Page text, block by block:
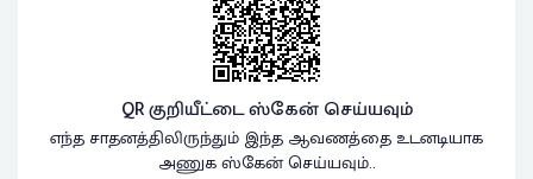
QR குறியீட்டை ஸ்கேன் செய்யவும்
எந்த சாதனத்திலிருந்தும் இந்த ஆவணத்தை உடனடியாக
அணுக ஸ்கேன் செய்யவும்..